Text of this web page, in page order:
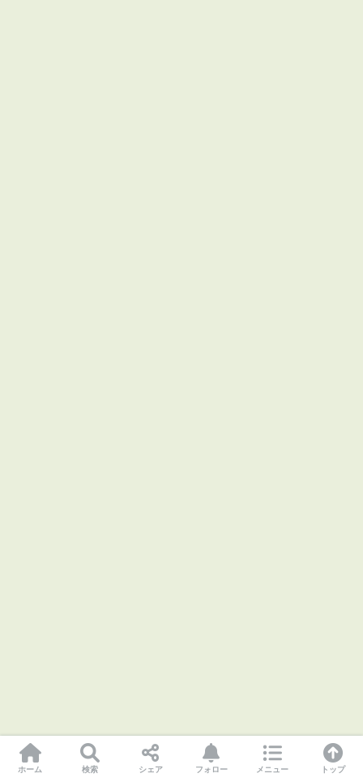
ホーム 検索 シェア フォロー メニュー トップ